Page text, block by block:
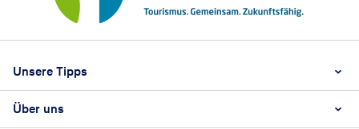
Unsere Tipps
Beste Reisezeit
Über uns